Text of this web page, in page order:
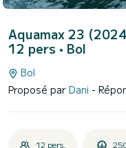
Aquamax 23
12 pers • Bol
Bol
Proposé par Dani -
12 pers.